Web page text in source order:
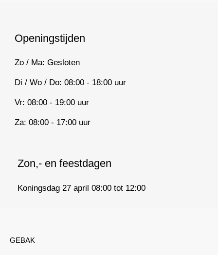
Openingstijden
Zo / Ma: Gesloten
Di / Wo / Do: 08:00 - 18:00 uur
Vr: 08:00 - 19:00 uur
Za: 08:00 - 17:00 uur
Zon,- en feestdagen
Koningsdag 27 april 08:00 tot 12:00
GEBAK